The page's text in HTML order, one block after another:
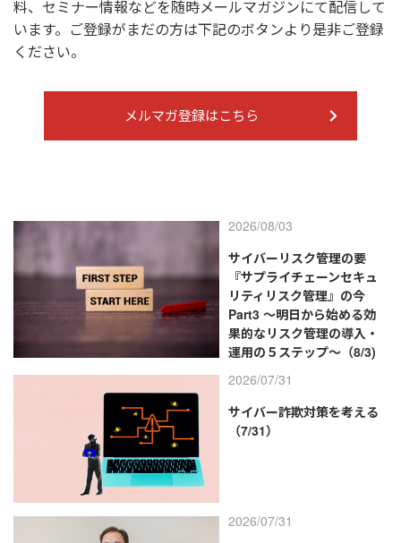
料、セミナー情報などを随時メールマガジンにて配信して
います。ご登録がまだの方は下記のボタンより是非ご登録
ください。
メルマガ登録はこちら
2026/08/03
サイバーリスク管理の要
『サプライチェーンセキュ
リティリスク管理』の今
Part3 ～明日から始める効
果的なリスク管理の導入・
運用の５ステップ～（8/3)
2026/07/31
サイバー詐欺対策を考える
（7/31）
2026/07/31